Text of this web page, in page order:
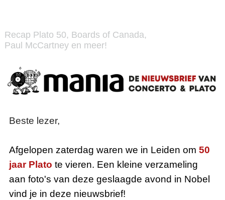
Recap Plato 50, Boards of Canada,
Paul McCartney en meer!
Beste lezer,
Afgelopen zaterdag waren we in Leiden om 50
jaar Plato te vieren. Een kleine verzameling
aan foto's van deze geslaagde avond in Nobel
vind je in deze nieuwsbrief!